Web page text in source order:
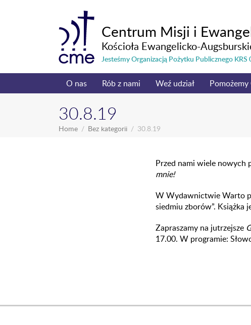
Centrum Misji i
Kościoła Ewangelicko-
Jesteśmy Organizacją Pożytku Publicznego
O nas Rób z nami Weź udział Pomożemy
30.8.19
Home Bez kategorii 30.8.19
Przed nami wiele nowych
mnie!
W Wydawnictwie Warto
siedmiu zborów”.
Zapraszamy na jutrzejsze
17.00. W programie: